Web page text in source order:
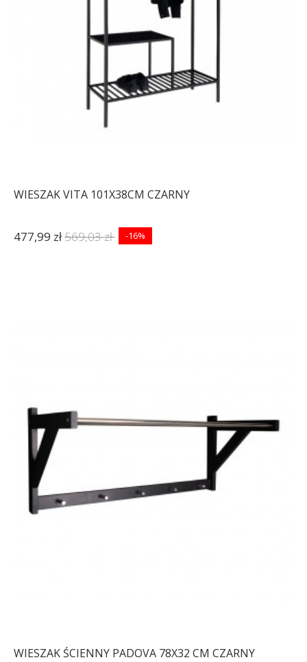
WIESZAK VITA 101X38CM CZARNY
477,99 zł569,03 zł -16%
WIESZAK ŚCIENNY PADOVA 78X32 CM CZARNY